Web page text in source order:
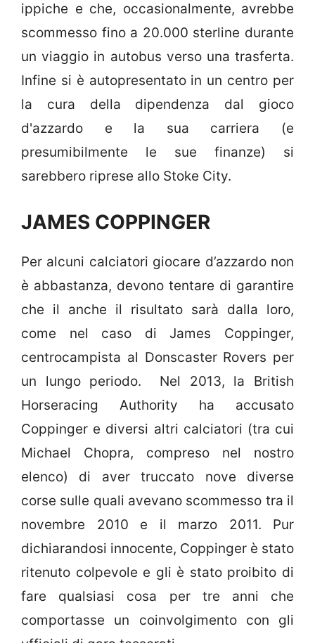
ippiche e che, occasionalmente, avrebbe
scommesso fino a 20.000 sterline durante
un viaggio in autobus verso una trasferta.
Infine si è autopresentato in un centro per
la cura della dipendenza dal gioco
d'azzardo e la sua carriera (e
presumibilmente le sue finanze) si
sarebbero riprese allo Stoke City.
JAMES COPPINGER
Per alcuni calciatori giocare d’azzardo non
è abbastanza, devono tentare di garantire
che il anche il risultato sarà dalla loro,
come nel caso di James Coppinger,
centrocampista al Donscaster Rovers per
un lungo periodo. Nel 2013, la British
Horseracing Authority ha accusato
Coppinger e diversi altri calciatori (tra cui
Michael Chopra, compreso nel nostro
elenco) di aver truccato nove diverse
corse sulle quali avevano scommesso tra il
novembre 2010 e il marzo 2011. Pur
dichiarandosi innocente, Coppinger è stato
ritenuto colpevole e gli è stato proibito di
fare qualsiasi cosa per tre anni che
comportasse un coinvolgimento con gli